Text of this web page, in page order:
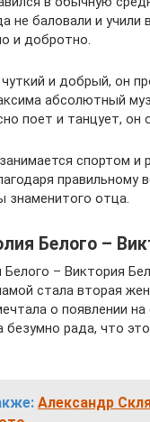
не баловали и учили
и добротно.
и добрый, он
абсолютный
поет и танцует, он
спортом и
правильному
знаменитого отца.
Белого –
– Виктория
стала вторая
о появлении на
рада, что
Александр